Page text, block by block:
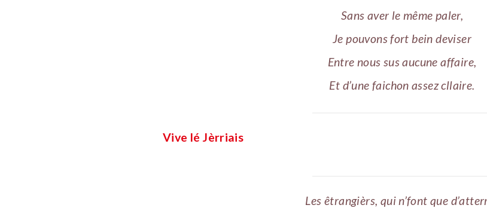
Sans aver le même paler,
Je pouvons fort bein deviser
Entre nous sus aucune affaire,
Et d’une faichon assez cllaire.
Vive lé Jèrriais
Les êtrangièrs, qui n’font que